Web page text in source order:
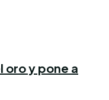
oro y pone a